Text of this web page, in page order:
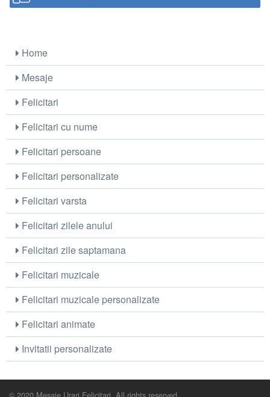
Home
Mesaje
Felicitari
Felicitari cu nume
Felicitari persoane
Felicitari personalizate
Felicitari varsta
Felicitari zilele anului
Felicitari zile saptamana
Felicitari muzicale
Felicitari muzicale personalizate
Felicitari animate
Invitatii personalizate